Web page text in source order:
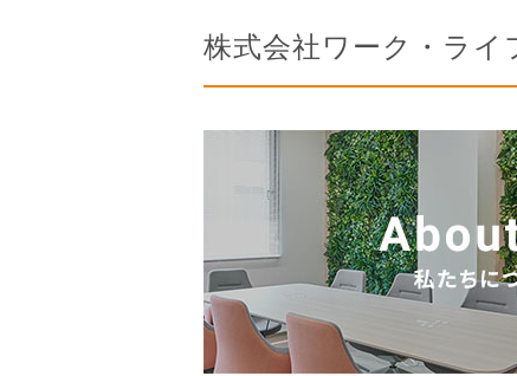
株式会社ワーク・ライ